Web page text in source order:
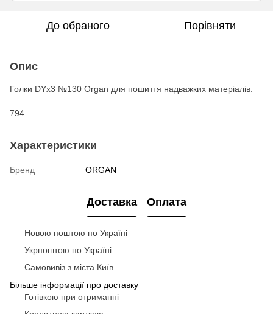
До обраного Порівняти
Опис
Голки DYx3 №130 Organ для пошиття надважких матеріалів.
794
Характеристики
Бренд ORGAN
Доставка Оплата
Новою поштою по Україні
Укрпоштою по Україні
Самовивіз з міста Київ
Більше інформації про доставку
Готівкою при отриманні